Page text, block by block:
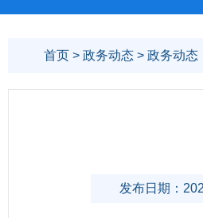
首页 > 政务动态 > 政务动态
发布日期：